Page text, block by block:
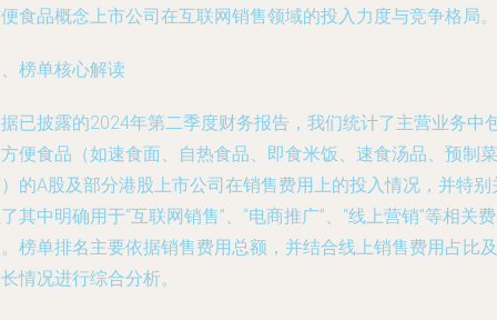
食品概念上市公司在互联网销售领域的投入力度与竞争格局。
榜单核心解读
已披露的2024年第二季度财务报告，我们统计了主营业务中
便食品（如速食面、自热食品、即食米饭、速食汤品、预制菜
的A股及部分港股上市公司在销售费用上的投入情况，并特别
其中明确用于“互联网销售”、“电商推广”、“线上营销”等相关
榜单排名主要依据销售费用总额，并结合线上销售费用占比及
情况进行综合分析。